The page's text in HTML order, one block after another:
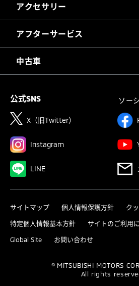
アクセサリー
アフターサービス
中古車
公式SNS ソー
X（旧Twitter）
Instagram
LINE
サイトマップ 個人情報保護方針
ク
特定個人情報基本方針
サイトのご利用
Global Site
お問い合わせ
© MITSUBISHI MOTORS
All rights